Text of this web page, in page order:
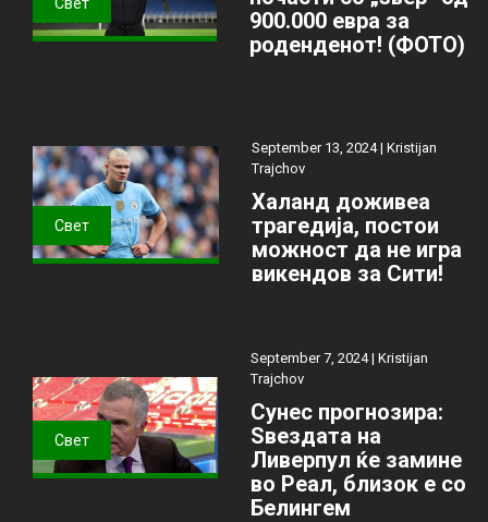
Свет
900.000 евра за
роденденот! (ФОТО)
Свет
September 13, 2024 | Kristijan
Trajchov
Халанд доживеа
трагедија, постои
можност да не игра
викендов за Сити!
Свет
September 7, 2024 | Kristijan
Trajchov
Сунес прогнозира:
Ѕвездата на
Ливерпул ќе замине
во Реал, близок е со
Белингем